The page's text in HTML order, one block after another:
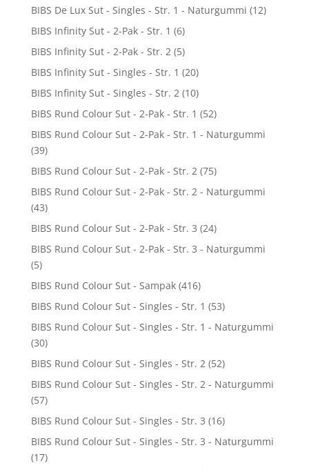
BIBS De Lux Sut - Singles - Str. 1 - Naturgummi (12)
BIBS Infinity Sut - 2-Pak - Str. 1 (6)
BIBS Infinity Sut - 2-Pak - Str. 2 (5)
BIBS Infinity Sut - Singles - Str. 1 (20)
BIBS Infinity Sut - Singles - Str. 2 (10)
BIBS Rund Colour Sut - 2-Pak - Str. 1 (52)
BIBS Rund Colour Sut - 2-Pak - Str. 1 - Naturgummi
(39)
BIBS Rund Colour Sut - 2-Pak - Str. 2 (75)
BIBS Rund Colour Sut - 2-Pak - Str. 2 - Naturgummi
(43)
BIBS Rund Colour Sut - 2-Pak - Str. 3 (24)
BIBS Rund Colour Sut - 2-Pak - Str. 3 - Naturgummi
(5)
BIBS Rund Colour Sut - Sampak (416)
BIBS Rund Colour Sut - Singles - Str. 1 (53)
BIBS Rund Colour Sut - Singles - Str. 1 - Naturgummi
(30)
BIBS Rund Colour Sut - Singles - Str. 2 (52)
BIBS Rund Colour Sut - Singles - Str. 2 - Naturgummi
(57)
BIBS Rund Colour Sut - Singles - Str. 3 (16)
BIBS Rund Colour Sut - Singles - Str. 3 - Naturgummi
(17)